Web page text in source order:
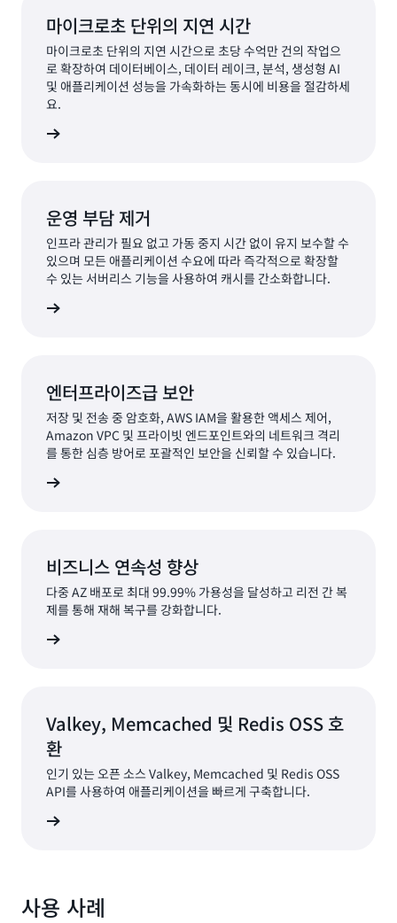
마이크로초 단위의 지연 시간
마이크로초 단위의 지연 시간으로 초당 수억만 건의 작업으
로 확장하여 데이터베이스, 데이터 레이크, 분석, 생성형 AI
및 애플리케이션 성능을 가속화하는 동시에 비용을 절감하세
요.
운영 부담 제거
인프라 관리가 필요 없고 가동 중지 시간 없이 유지 보수할 수
있으며 모든 애플리케이션 수요에 따라 즉각적으로 확장할
수 있는 서버리스 기능을 사용하여 캐시를 간소화합니다.
엔터프라이즈급 보안
저장 및 전송 중 암호화, AWS IAM을 활용한 액세스 제어,
Amazon VPC 및 프라이빗 엔드포인트와의 네트워크 격리
를 통한 심층 방어로 포괄적인 보안을 신뢰할 수 있습니다.
비즈니스 연속성 향상
다중 AZ 배포로 최대 99.99% 가용성을 달성하고 리전 간 복
제를 통해 재해 복구를 강화합니다.
Valkey, Memcached 및 Redis OSS 호
환
인기 있는 오픈 소스 Valkey, Memcached 및 Redis OSS
API를 사용하여 애플리케이션을 빠르게 구축합니다.
사용 사례